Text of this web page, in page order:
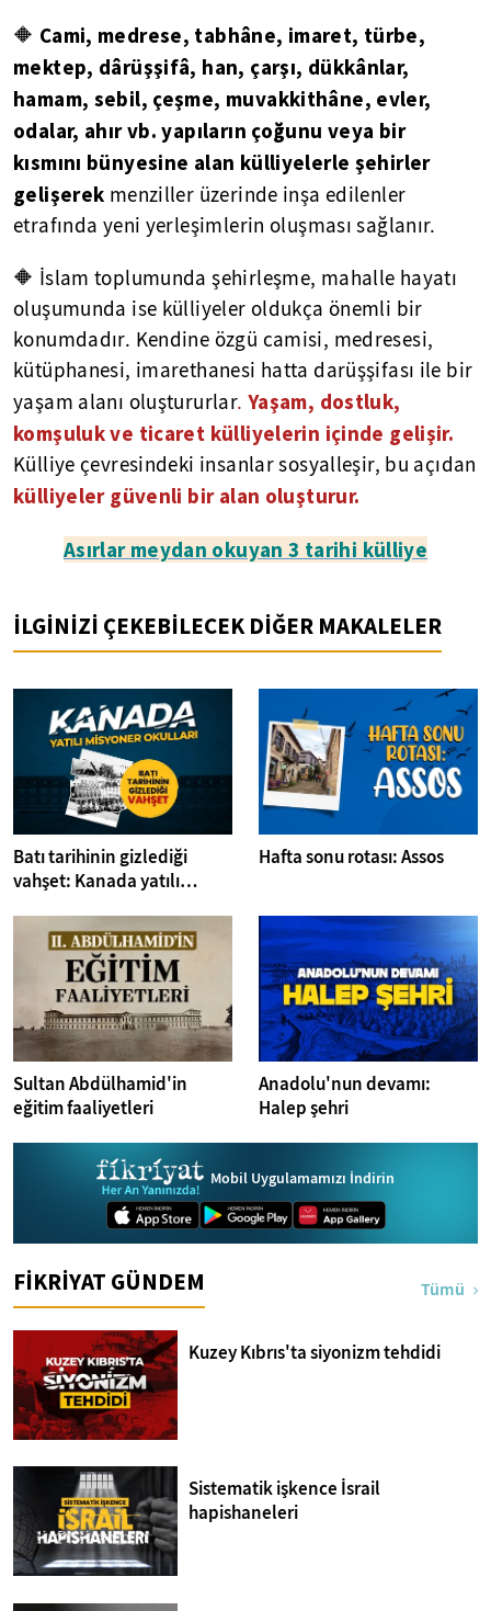
🔶 Cami, medrese, tabhâne, imaret, türbe,
mektep, dârüşşifâ, han, çarşı, dükkânlar,
hamam, sebil, çeşme, muvakkithâne, evler,
odalar, ahır vb. yapıların çoğunu veya bir
kısmını bünyesine alan külliyelerle şehirler
gelişerek menziller üzerinde inşa edilenler
etrafında yeni yerleşimlerin oluşması sağlanır.
🔶 İslam toplumunda şehirleşme, mahalle hayatı
oluşumunda ise külliyeler oldukça önemli bir
konumdadır. Kendine özgü camisi, medresesi,
kütüphanesi, imarethanesi hatta darüşşifası ile bir
yaşam alanı oluştururlar. Yaşam, dostluk,
komşuluk ve ticaret külliyelerin içinde gelişir.
Külliye çevresindeki insanlar sosyalleşir, bu açıdan
külliyeler güvenli bir alan oluşturur.
Asırlar meydan okuyan 3 tarihi külliye
İLGİNİZİ ÇEKEBİLECEK DİĞER MAKALELER
Batı tarihinin gizlediği
vahşet: Kanada yatılı
Hafta sonu rotası: Assos
Sultan Abdülhamid'in
eğitim faaliyetleri
Anadolu'nun devamı:
Halep şehri
Mobil Uygulamamızı İndirin
FİKRİYAT GÜNDEM Tümü
Kuzey Kıbrıs'ta siyonizm tehdidi
Sistematik işkence İsrail
hapishaneleri